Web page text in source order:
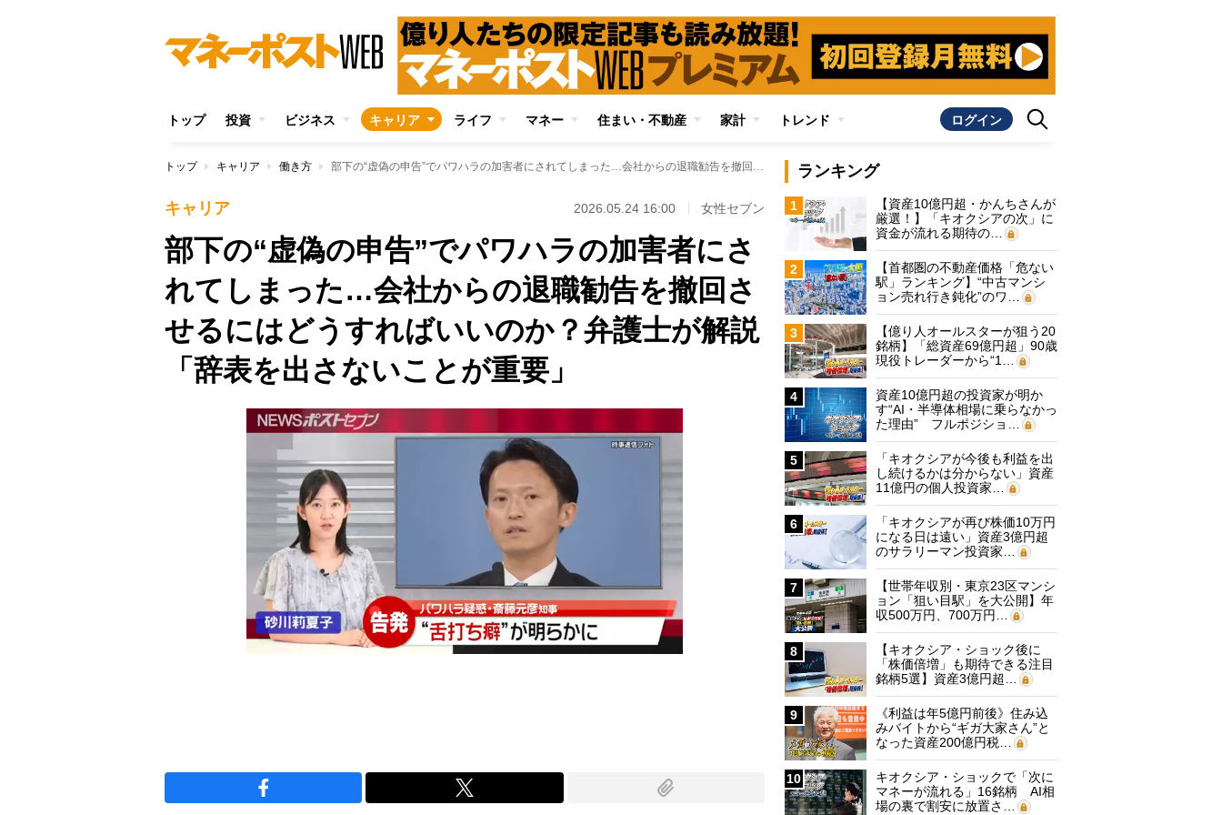
トップ 投資 ビジネス キャリア ライフ マネー 住まい・不動産 家計 トレンド ログイン
トップ キャリア 働き方 部下の“虚偽の申告”でパワハラの加害者にされてしまった…会社からの退職勧告を撤回させるにはどうすればいいのか？弁護士が解説「辞表を出さないことが重要」
キャリア 2026.05.24 16:00 女性セブン
部下の“虚偽の申告”でパワハラの加害者にさ
れてしまった…会社からの退職勧告を撤回さ
せるにはどうすればいいのか？弁護士が解説
「辞表を出さないことが重要」
ランキング
1
【資産10億円超・かんちさんが
厳選！】「キオクシアの次」に
資金が流れる期待の…
2
【首都圏の不動産価格「危ない
駅」ランキング】“中古マンシ
ョン売れ行き鈍化”のワ…
3
【億り人オールスターが狙う20
銘柄】「総資産69億円超」90歳
現役トレーダーから“1…
4
資産10億円超の投資家が明か
す“AI・半導体相場に乗らなかっ
た理由” フルポジショ…
5
「キオクシアが今後も利益を出
し続けるかは分からない」資産
11億円の個人投資家…
6
「キオクシアが再び株価10万円
になる日は遠い」資産3億円超
のサラリーマン投資家…
7
【世帯年収別・東京23区マンシ
ョン「狙い目駅」を大公開】年
収500万円、700万円…
8
【キオクシア・ショック後に
「株価倍増」も期待できる注目
銘柄5選】資産3億円超…
9
《利益は年5億円前後》住み込
みバイトから“ギガ大家さん”と
なった資産200億円税…
10
キオクシア・ショックで「次に
マネーが流れる」16銘柄 AI相
場の裏で割安に放置さ…